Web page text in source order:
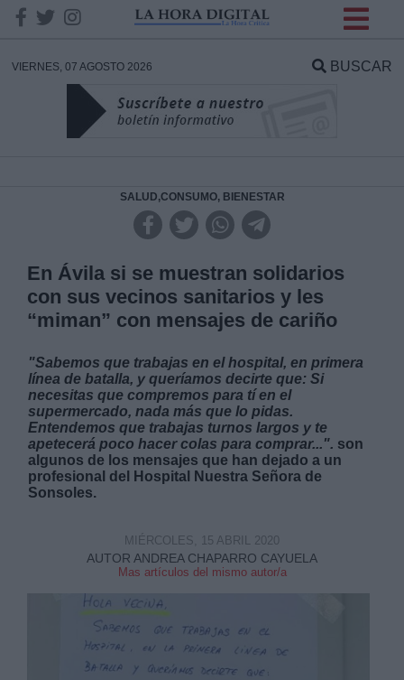
VIERNES, 07 AGOSTO 2026 BUSCAR
SALUD,CONSUMO, BIENESTAR
En Ávila si se muestran solidarios
con sus vecinos sanitarios y les
“miman” con mensajes de cariño
"Sabemos que trabajas en el hospital, en primera
línea de batalla, y queríamos decirte que: Si
necesitas que compremos para tí en el
supermercado, nada más que lo pidas.
Entendemos que trabajas turnos largos y te
apetecerá poco hacer colas para comprar...". son
algunos de los mensajes que han dejado a un
profesional del Hospital Nuestra Señora de
Sonsoles.
AUTOR ANDREA CHAPARRO CAYUELA
Mas artículos del mismo autor/a
MIÉRCOLES, 15 ABRIL 2020
DATOS
Responsable:
Legitimación:
Destinatarios:
link
Información adicional